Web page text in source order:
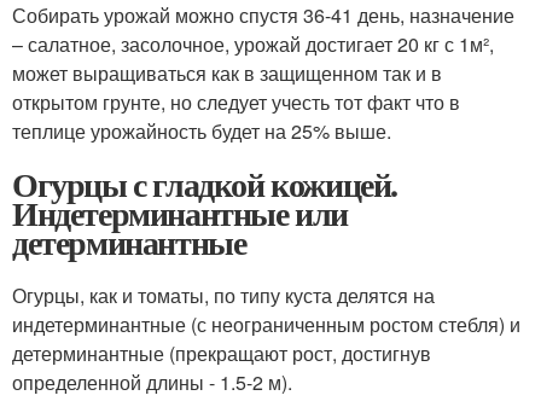
Собирать урожай можно спустя 36-41 день, назначение
– салатное, засолочное, урожай достигает 20 кг с 1м²,
может выращиваться как в защищенном так и в
открытом грунте, но следует учесть тот факт что в
теплице урожайность будет на 25% выше.
Огурцы с гладкой кожицей.
Индетерминантные или
детерминантные
Огурцы, как и томаты, по типу куста делятся на
индетерминантные (с неограниченным ростом стебля) и
детерминантные (прекращают рост, достигнув
определенной длины - 1.5-2 м).